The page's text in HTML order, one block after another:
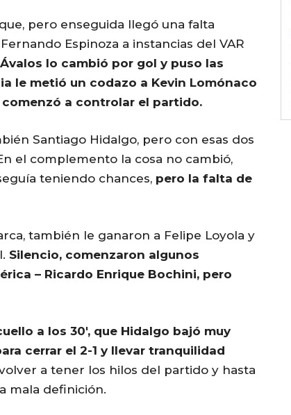
pero enseguida llegó una falta
Espinoza a instancias del VAR
Ávalos lo cambió por gol y puso las
le metió un codazo a Kevin Lomónaco
comenzó a controlar el partido.
Santiago Hidalgo, pero con esas dos
el complemento la cosa no cambió,
teniendo chances, pero la falta de
también le ganaron a Felipe Loyola y
Silencio, comenzaron algunos
– Ricardo Enrique Bochini, pero
a los 30′, que Hidalgo bajó muy
cerrar el 2-1 y llevar tranquilidad
a tener los hilos del partido y hasta
mala definición.